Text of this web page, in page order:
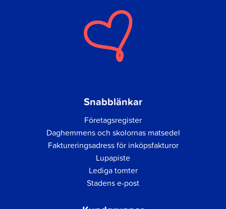
Snabblänkar
Företagsregister
Daghemmens och skolornas matsedel
Faktureringsadress för inköpsfakturor
Lupapiste
Lediga tomter
Stadens e-post